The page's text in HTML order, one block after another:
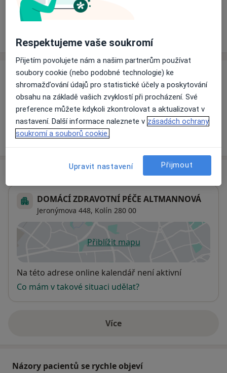
Ceník Adresy Názory pacientů
Ceník
Informace o službách a cenách nejsou k dispozici
Tento specialista ještě nepřidával žádné informace o
svých službách.
DOMÁCÍ ZDRAVOTNÍ PÉČE ALTMANNOVÁ
Jeronýmova 448, Kolín 280 00
Přiblížit mapuse otevře v nové záložce
Dostupnost
Na této adrese online kalendář není aktivní
Co mám v takové situaci udělat?
Víceo adrese
Názory pacientů se rychle objeví
Respektujeme vaše soukromí
Přijetím povolujete nám a našim partnerům používat
soubory cookie (nebo podobné technologie) ke
shromažďování údajů pro statistické účely a poskytování
obsahu na základě vašich zvyklostí při procházení. Své
preference můžete kdykoli zkontrolovat a aktualizovat v
nastavení. Další informace naleznete v zásadách ochrany
soukromí a souborů cookie.
Upravit nastavení Přijmout